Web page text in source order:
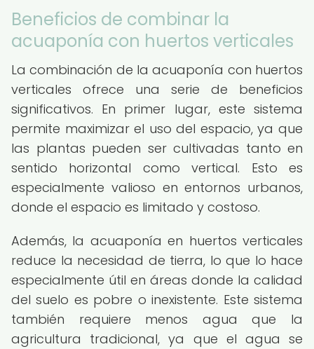
Beneficios de combinar la
acuaponía con huertos verticales
La combinación de la acuaponía con huertos
verticales ofrece una serie de beneficios
significativos. En primer lugar, este sistema
permite maximizar el uso del espacio, ya que
las plantas pueden ser cultivadas tanto en
sentido horizontal como vertical. Esto es
especialmente valioso en entornos urbanos,
donde el espacio es limitado y costoso.
Además, la acuaponía en huertos verticales
reduce la necesidad de tierra, lo que lo hace
especialmente útil en áreas donde la calidad
del suelo es pobre o inexistente. Este sistema
también requiere menos agua que la
agricultura tradicional, ya que el agua se